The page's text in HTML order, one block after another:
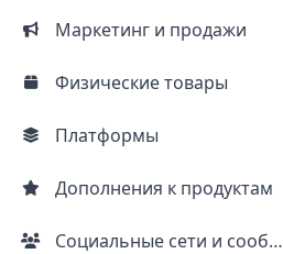
Маркетинг и продажи
Физические товары
Платформы
Дополнения к продуктам
Социальные сети и сообщества